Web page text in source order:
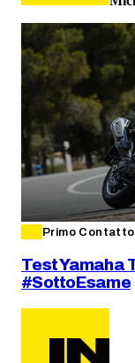
Primo Contatto
Test Yamaha
#SottoEsame